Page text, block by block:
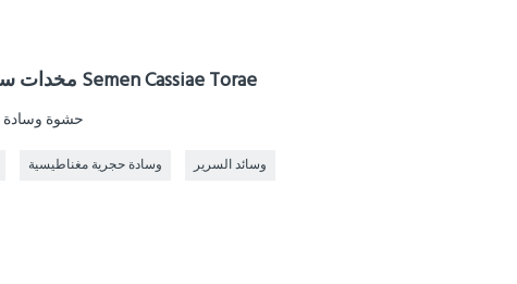
مخدات سرير حجرية مغناطيسية من Semen Cassiae Torae
حشوة وسادة
وسادة حجرية مغناطيسية وسائد السرير